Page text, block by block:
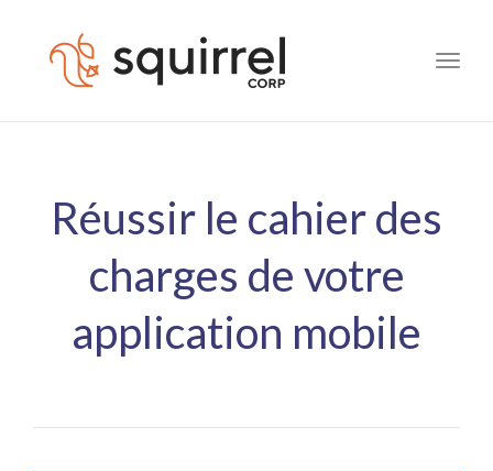
Réussir le cahier des
charges de votre
application mobile